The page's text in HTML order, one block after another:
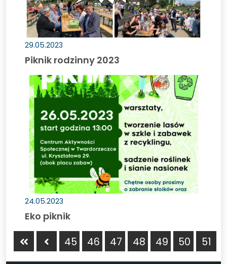
29.05.2023
Piknik rodzinny 2023
Eko
piknik
24.05.2023
Eko piknik
Pierwsza
strona
Poprzednia
strona
45 46 47 48 49 50 51